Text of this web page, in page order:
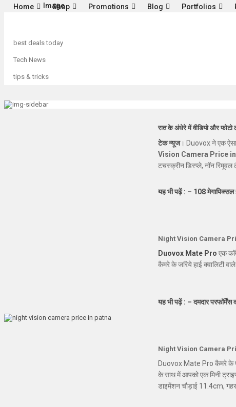
Home Shop Promotions Blog Portfolios
best deals today
Tech News
tips & tricks
रात के अंधेरे में वीडियो और
टेक न्यूज। Duovox ने एक ऐसा
Vision Camera Price
टचस्क्रीन डिस्प्ले, नॉन
यह भी पढ़ें : – 108 मेगापिक्सल
Night Vision Camera
Duovox Mate Pro एक
कैमरे के जरिये हाई क्वालिटी
यह भी पढ़ें : – दमदार
Night Vision Camera
Duovox Mate Pro कैमरे के
के साथ में आपको एक मिनी
डाइमेंशन चौड़ाई 11.4cm,